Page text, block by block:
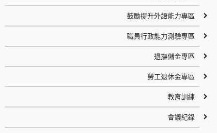
鼓勵提升外語能力專區
職員行政能力測驗專區
退撫儲金專區
勞工退休金專區
教育訓練
會議紀錄